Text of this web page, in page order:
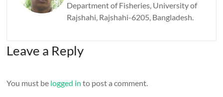
Department of Fisheries, University of
Rajshahi, Rajshahi-6205, Bangladesh.
Leave a Reply
You must be logged in to post a comment.